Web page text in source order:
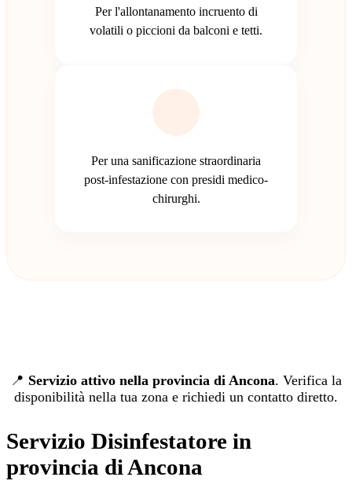
Per l'allontanamento incruento di
volatili o piccioni da balconi e tetti.
Per una sanificazione straordinaria
post-infestazione con presidi medico-
chirurghi.
📍 Servizio attivo nella provincia di Ancona. Verifica la
disponibilità nella tua zona e richiedi un contatto diretto.
Servizio Disinfestatore in
provincia di Ancona